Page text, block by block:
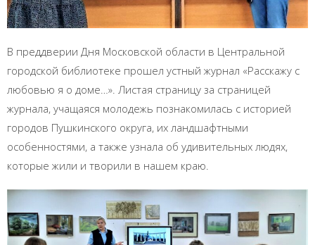
В преддверии Дня Московской области в Центральной
городской библиотеке прошел устный журнал «Расскажу с
любовью я о доме…». Листая страницу за страницей
журнала, учащаяся молодежь познакомилась с историей
городов Пушкинского округа, их ландшафтными
особенностями, а также узнала об удивительных людях,
которые жили и творили в нашем краю.